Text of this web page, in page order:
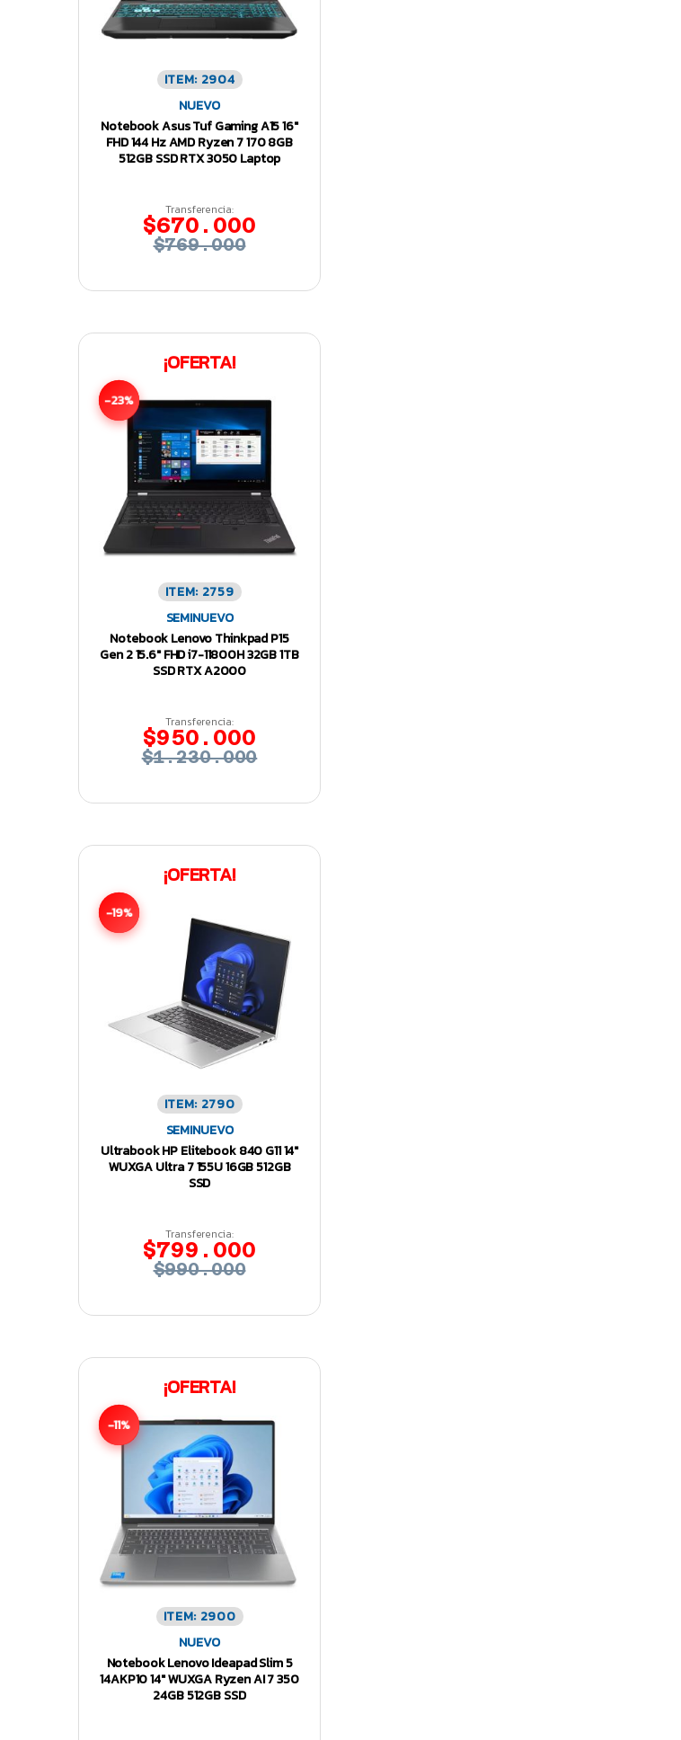
ITEM: 2904
NUEVO
Notebook Asus Tuf Gaming A15 16″
FHD 144 Hz AMD Ryzen 7 170 8GB
512GB SSD RTX 3050 Laptop
Transferencia:
$670.000
$769.000
¡OFERTA!
-23%
ITEM: 2759
SEMINUEVO
Notebook Lenovo Thinkpad P15
Gen 2 15.6″ FHD i7-11800H 32GB 1TB
SSD RTX A2000
Transferencia:
$950.000
$1.230.000
¡OFERTA!
-19%
ITEM: 2790
SEMINUEVO
Ultrabook HP Elitebook 840 G11 14″
WUXGA Ultra 7 155U 16GB 512GB
SSD
Transferencia:
$799.000
$990.000
¡OFERTA!
-11%
ITEM: 2900
NUEVO
Notebook Lenovo Ideapad Slim 5
14AKP10 14″ WUXGA Ryzen AI 7 350
24GB 512GB SSD